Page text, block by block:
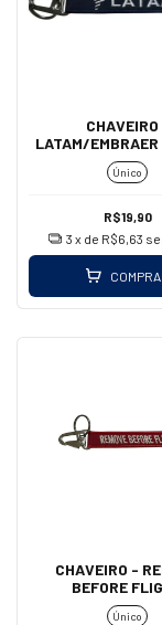
LATAM/
Único
R$19,90
3 x de R$6,63
CHAVEIRO -
BEFORE
Único